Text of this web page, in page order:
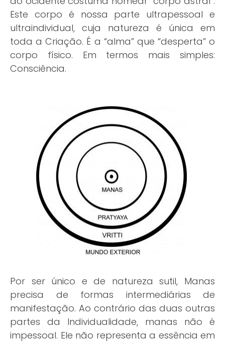
Este corpo é nossa parte ultrapessoal e
ultraindividual, cuja natureza é única em
toda a Criação. É a “alma” que “desperta” o
corpo físico. Em termos mais simples:
Consciência.
Por ser único e de natureza sutil, Manas
precisa de formas intermediárias de
manifestação. Ao contrário das duas outras
partes da Individualidade, manas não é
impessoal. Ele não representa a essência em